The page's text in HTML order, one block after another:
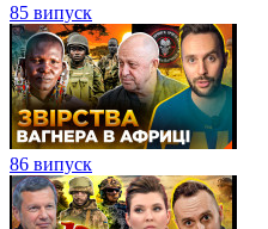
85 випуск
86 випуск